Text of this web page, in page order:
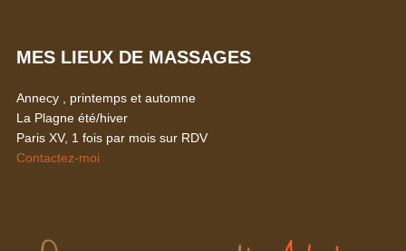
MES LIEUX DE MASSAGES
Annecy , printemps et automne
La Plagne été/hiver
Paris XV, 1 fois par mois sur RDV
Contactez-moi